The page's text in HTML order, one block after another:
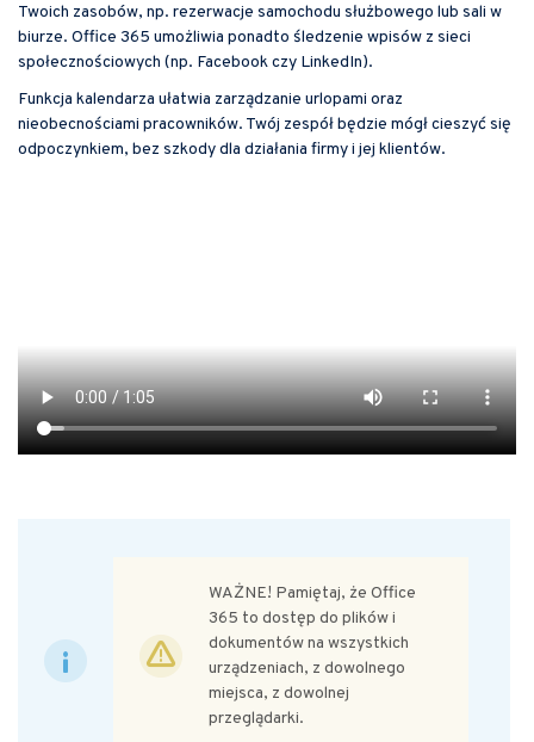
Twoich zasobów, np. rezerwacje samochodu służbowego lub sali w
biurze. Office 365 umożliwia ponadto śledzenie wpisów z sieci
społecznościowych (np. Facebook czy LinkedIn).
Funkcja kalendarza ułatwia zarządzanie urlopami oraz
nieobecnościami pracowników. Twój zespół będzie mógł cieszyć się
odpoczynkiem, bez szkody dla działania firmy i jej klientów.
WAŻNE! Pamiętaj, że Office
365 to dostęp do plików i
dokumentów na wszystkich
urządzeniach, z dowolnego
miejsca, z dowolnej
przeglądarki.